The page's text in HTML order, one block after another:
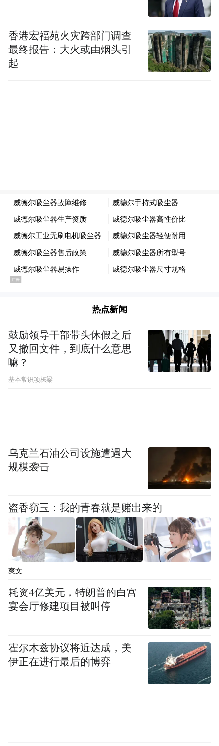
龙舟赛现场
体：城市形象新赛道
国龙舟大联动的重要组成部分，是历年来南
昌市举办的最高规格龙舟赛事，共有来自海
内外的50支龙舟队、超1500人参加，包括俄
香港宏福苑火灾跨部门调查
最终报告：大火或由烟头引
起
热点新闻
鼓励领导干部带头休假之后
又撤回文件，到底什么意思
嘛？
基本常识项栋梁
乌克兰石油公司设施遭遇大
规模袭击
盗香窃玉：我的青春就是赌出来的
爽文
耗资4亿美元，特朗普的白宫
宴会厅修建项目被叫停
霍尔木兹协议将近达成，美
伊正在进行最后的博弈